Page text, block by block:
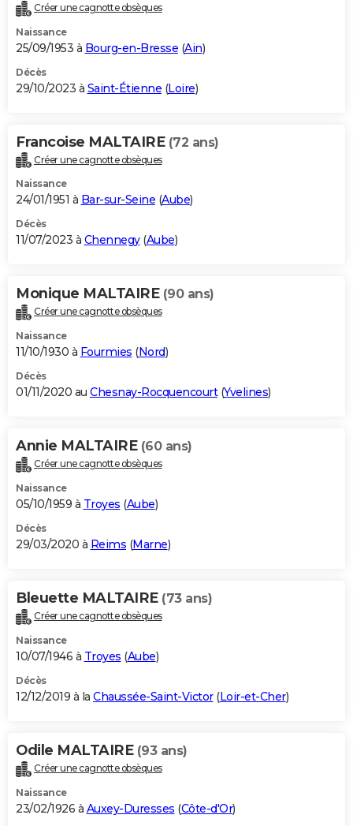
Créer une cagnotte obsèques
Naissance
25/09/1953 à Bourg-en-Bresse (Ain)
Décès
29/10/2023 à Saint-Étienne (Loire)
Francoise MALTAIRE (72 ans)
Créer une cagnotte obsèques
Naissance
24/01/1951 à Bar-sur-Seine (Aube)
Décès
11/07/2023 à Chennegy(Aube)
Monique MALTAIRE (90 ans)
Créer une cagnotte obsèques
Naissance
11/10/1930 à Fourmies (Nord)
Décès
01/11/2020 au Chesnay-Rocquencourt(Yvelines)
Annie MALTAIRE (60 ans)
Créer une cagnotte obsèques
Naissance
05/10/1959 à Troyes (Aube)
Décès
29/03/2020 à Reims (Marne)
Bleuette MALTAIRE (73 ans)
Créer une cagnotte obsèques
Naissance
10/07/1946 à Troyes (Aube)
Décès
12/12/2019 à la Chaussée-Saint-Victor(Loir-et-Cher)
Odile MALTAIRE (93 ans)
Créer une cagnotte obsèques
Naissance
23/02/1926 à Auxey-Duresses (Côte-d'Or)